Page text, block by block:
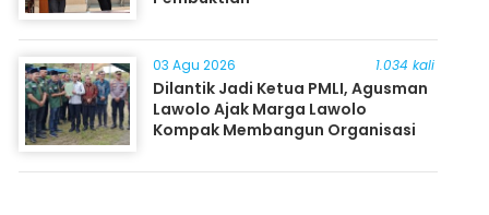
03 Agu 2026 1.034 kali
Dilantik Jadi Ketua PMLI, Agusman
Lawolo Ajak Marga Lawolo
Kompak Membangun Organisasi